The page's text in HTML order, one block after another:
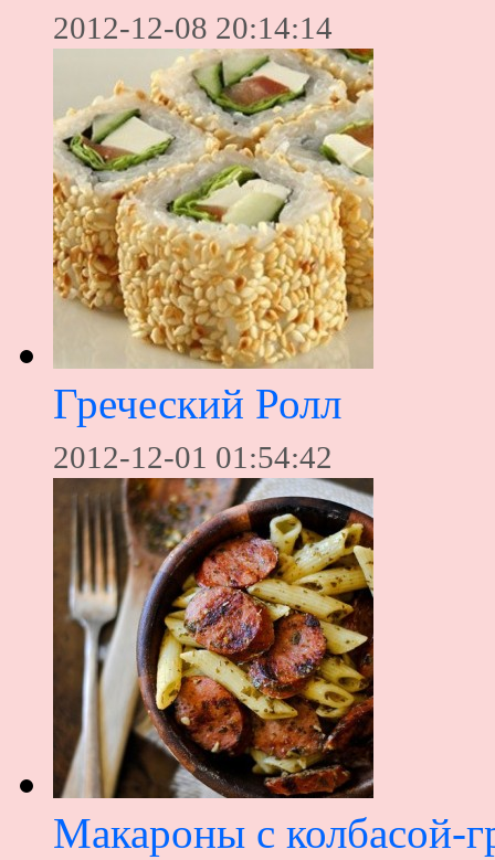
2012-12-08 20:14:14
Греческий Ролл
2012-12-01 01:54:42
Макароны с колбасой-